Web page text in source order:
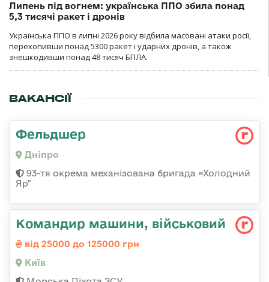
Липень під вогнем: українська ППО збила понад
5,3 тисячі ракет і дронів
Українська ППО в липні 2026 року відбила масовані атаки росії,
перехопивши понад 5300 ракет і ударних дронів, а також
знешкодивши понад 48 тисяч БПЛА.
ВАКАНСІЇ
Фельдшер
Дніпро
93-тя окрема механізована бригада «Холодний
Яр"
Командир машини, військовий
від 25000 до 125000 грн
Київ